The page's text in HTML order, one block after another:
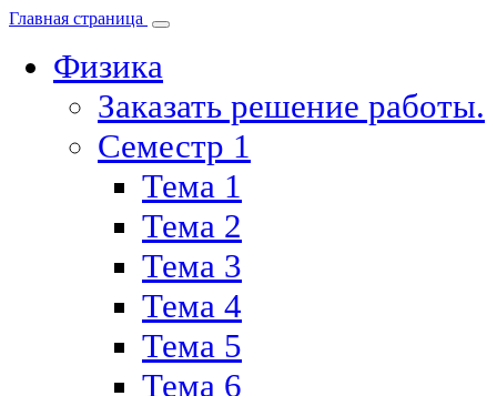
Главная страница
Физика
Заказать решение работы.
Семестр 1
Тема 1
Тема 2
Тема 3
Тема 4
Тема 5
Тема 6